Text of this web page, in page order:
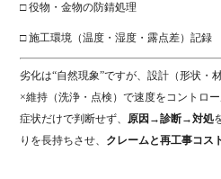
□ 役物・金物の防錆処理
□ 施工環境（温度・湿度・露点差）記録
劣化は“自然現象”ですが、設計（形状・
×維持（洗浄・点検）で速度をコントロー
症状だけで判断せず、 原因→診断→対処
りを長持ちさせ、 クレームと再工事コス